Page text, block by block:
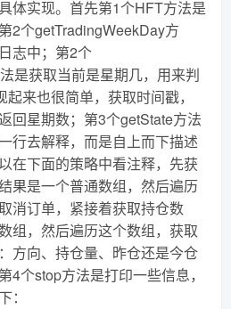
体实现。首先第1个HFT方法是
2个getTradingWeekDay方
志中；第2个
是获取当前是星期几，用来判
来也很简单，获取时间戳，
回星期数；第3个getState方法
行去解释，而是自上而下描述
在下面的策略中看注释，先获
果是一个普通数组，然后遍历
消订单，紧接着获取持仓数
组，然后遍历这个数组，获取
方向、持仓量、昨仓还是今仓
4个stop方法是打印一些信息，